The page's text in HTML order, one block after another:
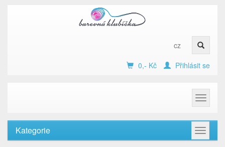
cz
0,- Kč Přihlásit se
Toggle
Toggle
Kategorie